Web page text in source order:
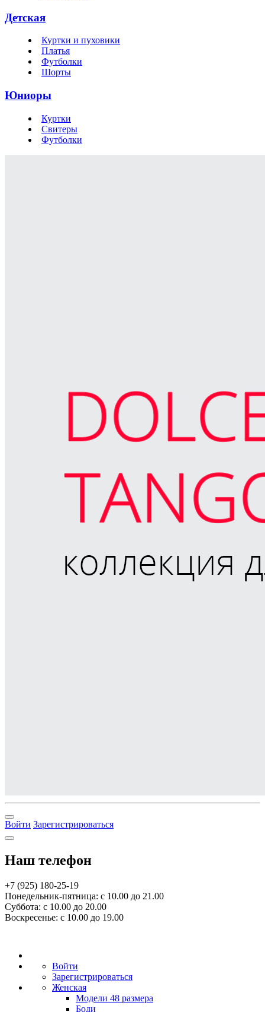
Детская
Куртки и пуховики
Платья
Футболки
Шорты
Юниоры
Куртки
Свитеры
Футболки
Войти Зарегистрироваться
Наш телефон
+7 (925) 180-25-19
Понедельник-пятница: с 10.00 до 21.00
Суббота: с 10.00 до 20.00
Воскресенье: с 10.00 до 19.00
Войти
Зарегистрироваться
Женская
Модели 48 размера
Боди